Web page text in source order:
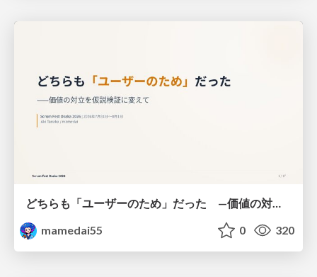
どちらも「ユーザーのため」だった —価値の対立を仮説検証に変えて #Scrumfest Osaka 2026
mamedai55
0 320